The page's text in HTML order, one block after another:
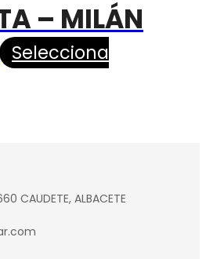
– MILÁN
Selecciona
CAUDETE, ALBACETE